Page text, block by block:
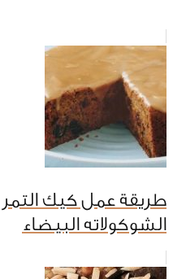
طريقة عمل كيك
الشوكولاته البيضاء